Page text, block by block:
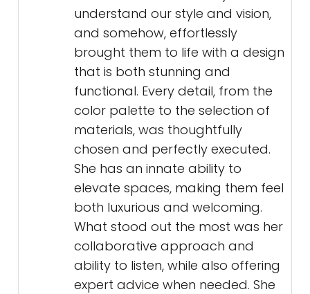
understand our style and vision,
and somehow, effortlessly
brought them to life with a design
that is both stunning and
functional. Every detail, from the
color palette to the selection of
materials, was thoughtfully
chosen and perfectly executed.
She has an innate ability to
elevate spaces, making them feel
both luxurious and welcoming.
What stood out the most was her
collaborative approach and
ability to listen, while also offering
expert advice when needed. She